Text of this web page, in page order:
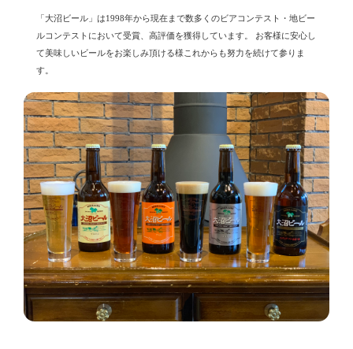
「大沼ビール」は1998年から現在まで数多くのビアコンテスト・地ビー
ルコンテストにおいて受賞、高評価を獲得しています。
お客様に安心し
て美味しいビールをお楽しみ頂ける様これからも努力を続けて参りま
す。